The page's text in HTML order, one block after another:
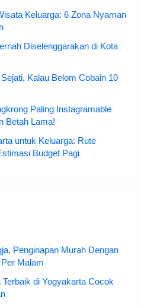
Keluarga: 6 Zona Nyaman
Diselenggarakan di Kota
Kalau Belom Cobain 10
Paling Instagramable
Betah Lama!
untuk Keluarga: Rute
Budget Pagi
Penginapan Murah Dengan
Malam
di Yogyakarta Cocok